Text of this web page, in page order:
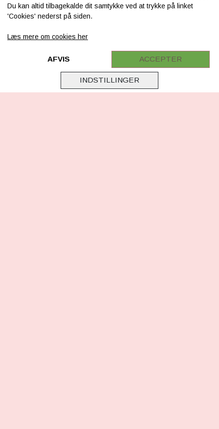
Levering & betaling
Retur
Samarbejde
Cookie & Privatlivsoplysninger
Du kan altid tilbagekalde dit samtykke ved at trykke på linket
'Cookies' nederst på siden.
Læs mere om cookies her
INDSTILLINGER
AFVIS ACCEPTER